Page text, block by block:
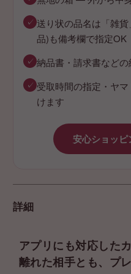
✓ 送り状の品名は「雑
品)も備考欄で指定OK
✓ 納品書・請求書など
✓ 受取時間の指定・ヤ
けます
安心ショッ
詳細
アプリにも対応した
離れた相手とも、プ